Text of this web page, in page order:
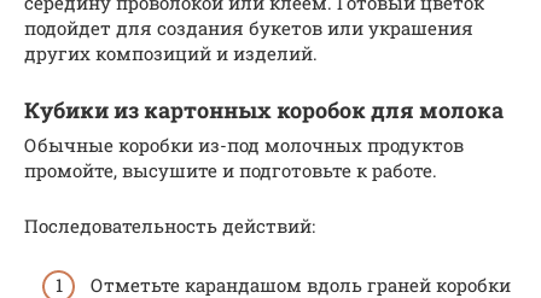
подойдет для создания букетов или украшения
других композиций и изделий.
Кубики из картонных коробок для молока
Обычные коробки из-под молочных продуктов
промойте, высушите и подготовьте к работе.
Последовательность действий:
Отметьте карандашом вдоль граней коробки